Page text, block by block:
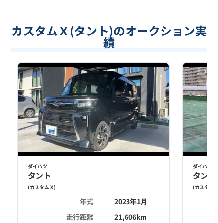
カスタムＸ(タント)のオークション実
績
ダイハツ
タント
(カスタムＸ)
年式
2023年1月
走行距離
21,606km
ダイハツ
タント
(カスタム